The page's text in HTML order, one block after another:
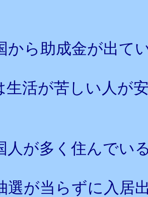
から助成金が出て
生活が苦しい人が
人が多く住んでい
選が当らずに入居